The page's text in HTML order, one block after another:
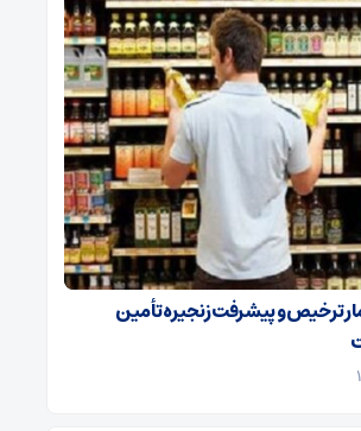
ترخیص و پیشرفت زنجیره تأمین